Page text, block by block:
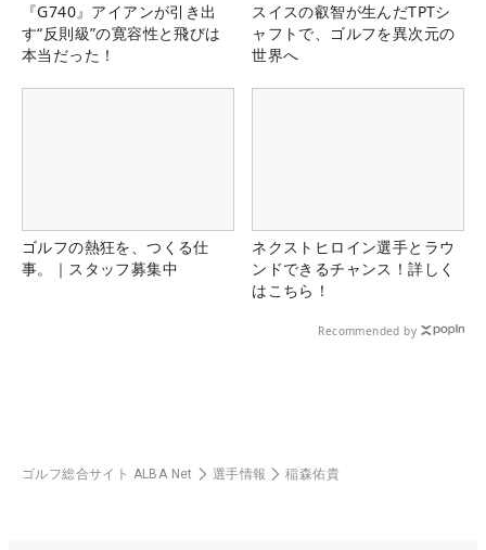
『G740』アイアンが引き出
す“反則級”の寛容性と飛びは
本当だった！
スイスの叡智が生んだTPTシ
ャフトで、ゴルフを異次元の
世界へ
ゴルフの熱狂を、つくる仕
事。｜スタッフ募集中
ネクストヒロイン選手とラウ
ンドできるチャンス！詳しく
はこちら！
Recommended by
ゴルフ総合サイト ALBA Net 選手情報 稲森佑貴